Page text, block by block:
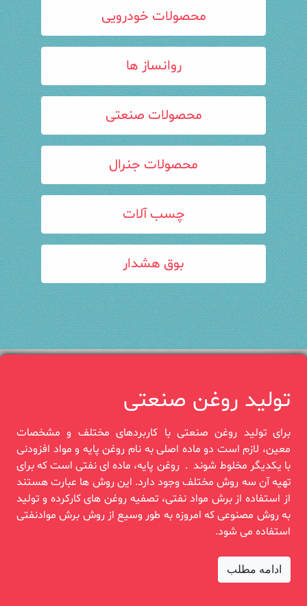
محصولات خودرویی
روانساز ها
محصولات صنعتی
محصولات جنرال
چسب آلات
بوق هشدار
تولید روغن صنعتی
برای تولید روغن صنعتی با کاربردهای مختلف و مشخصات
معین، لازم است دو‎ ‎ماده اصلی به نام روغن پایه و ‏مواد افزودنی
با یکدیگر مخلوط شوند‎. ‎ روغن‎ ‎پایه، ماده ای نفتی است که برای
تهیه آن سه روش مختلف وجود دارد. این روش‎ ‎ها عبارت هستند
از ‏استفاده از برش مواد نفتی، تصفیه روغن های کارکرده و‎ ‎تولید
به روش مصنوعی که امروزه به طور وسیع از ‏روش برش موادنفتی
استفاده‏‎ ‎می شود.
ادامه مطلب